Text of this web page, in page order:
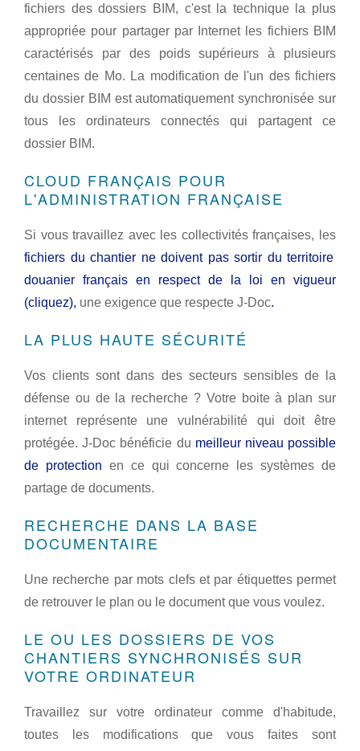
fichiers des dossiers BIM, c'est la technique la plus
appropriée pour partager par Internet les fichiers BIM
caractérisés par des poids supérieurs à plusieurs
centaines de Mo. La modification de l'un des fichiers
du dossier BIM est automatiquement synchronisée sur
tous les ordinateurs connectés qui partagent ce
dossier BIM.
CLOUD FRANÇAIS POUR
L'ADMINISTRATION FRANÇAISE
Si vous travaillez avec les collectivités françaises, les
fichiers du chantier ne doivent pas sortir du territoire
douanier français en respect de la loi en vigueur
(cliquez), une exigence que respecte J-Doc.
LA PLUS HAUTE SÉCURITÉ
Vos clients sont dans des secteurs sensibles de la
défense ou de la recherche ? Votre boite à plan sur
internet représente une vulnérabilité qui doit être
protégée. J-Doc bénéficie du meilleur niveau possible
de protection en ce qui concerne les systèmes de
partage de documents.
RECHERCHE DANS LA BASE
DOCUMENTAIRE
Une recherche par mots clefs et par étiquettes permet
de retrouver le plan ou le document que vous voulez.
LE OU LES DOSSIERS DE VOS
CHANTIERS SYNCHRONISÉS SUR
VOTRE ORDINATEUR
Travaillez sur votre ordinateur comme d'habitude,
toutes les modifications que vous faites sont